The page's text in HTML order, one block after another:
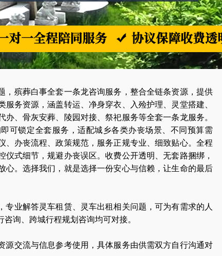
，殡葬白事全套一条龙咨询服务，整合全链条资源，提供
务资源，涵盖转运、净身穿衣、入殓护理、灵堂搭建、
、骨灰安葬、陵园对接、祭祀服务等全套一条龙服务。
可锁定全套服务，适配城乡各类办丧场景、不同预算需
、办丧流程、政策规范，服务正规专业、细致贴心。全程
式细节，规避办丧误区。收费公开透明、无套路捆绑，
心。选择我们，就是选择一份安心与信赖，让生命的最后
专业解答灵车租赁、灵车出租相关问题，可为有需求的人
询、跨城行程规划咨询均可对接。
源交流与信息参考使用，具体服务由供需双方自行沟通对